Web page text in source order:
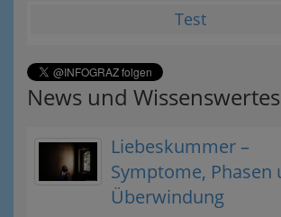
Test
News und Wissenswertes
Liebeskummer –
Symptome, Phasen
Überwindung